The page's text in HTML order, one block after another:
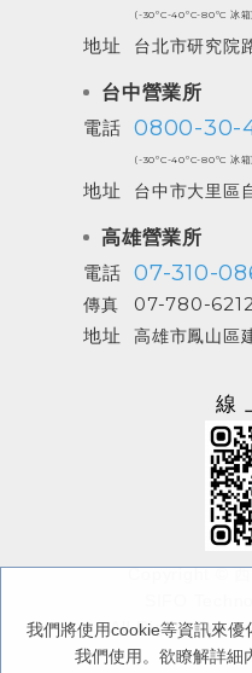
我們將使用cookie等資訊來
我們使用。欲瞭解詳細
(-30ºC-40ºC-80ºC 冰箱)
地址 台北市研究院
台中營業所
電話 0800-30-
(-30ºC-40ºC-80ºC 冰箱)
地址 台中市大里區
高雄營業所
電話 07-310-
傳真
07-780-
地址
高雄市鳳山區
線
Copyright © 西
SIFO
All Rights